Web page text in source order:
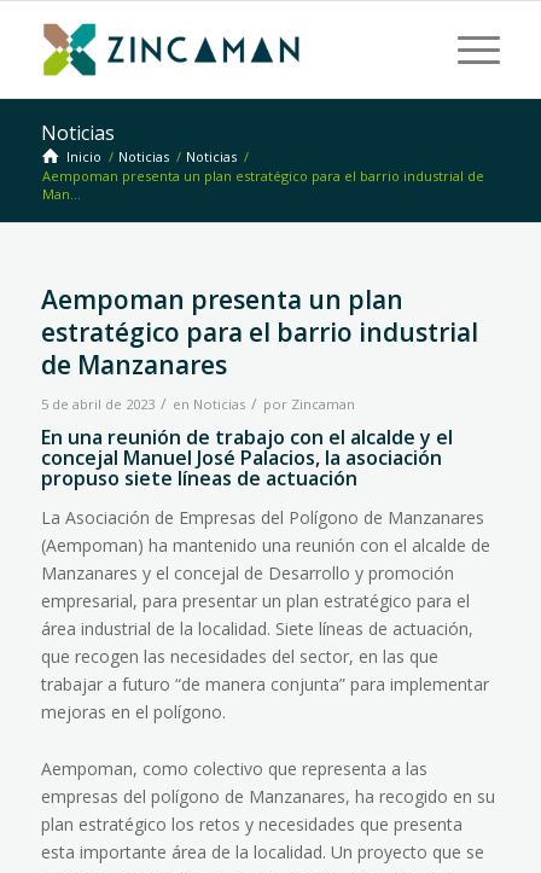
Noticias
Inicio / Noticias / Noticias /
Aempoman presenta un plan estratégico para el barrio industrial de
Man...
Aempoman presenta un plan
estratégico para el barrio industrial
de Manzanares
5 de abril de 2023 / en Noticias / por Zincaman
En una reunión de trabajo con el alcalde y el
concejal Manuel José Palacios, la asociación
propuso siete líneas de actuación
La Asociación de Empresas del Polígono de Manzanares
(Aempoman) ha mantenido una reunión con el alcalde de
Manzanares y el concejal de Desarrollo y promoción
empresarial, para presentar un plan estratégico para el
área industrial de la localidad. Siete líneas de actuación,
que recogen las necesidades del sector, en las que
trabajar a futuro “de manera conjunta” para implementar
mejoras en el polígono.
Aempoman, como colectivo que representa a las
empresas del polígono de Manzanares, ha recogido en su
plan estratégico los retos y necesidades que presenta
esta importante área de la localidad. Un proyecto que se